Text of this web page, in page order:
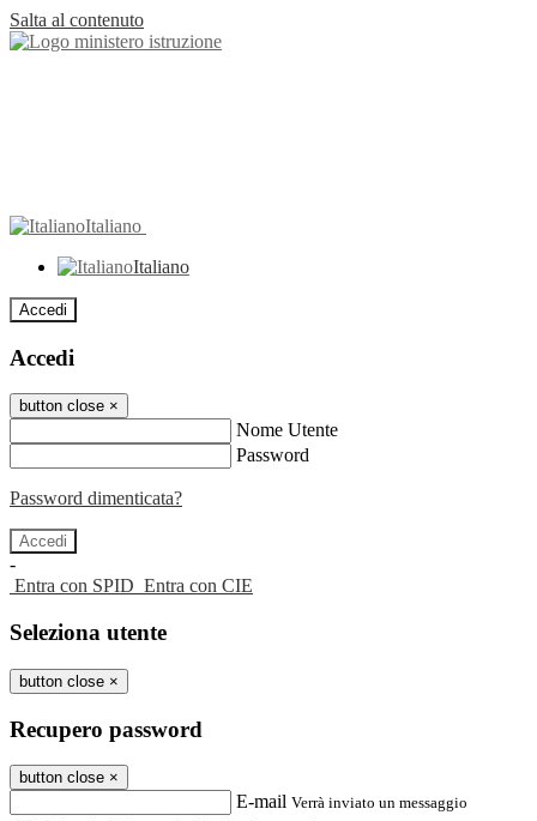
Salta al contenuto
Italiano
Italiano
Accedi
Accedi
button close ×
Nome Utente
Password
Password dimenticata?
-
Entra con SPID Entra con CIE
Seleziona utente
button close ×
Recupero password
button close ×
E-mail Verrà inviato un messaggio